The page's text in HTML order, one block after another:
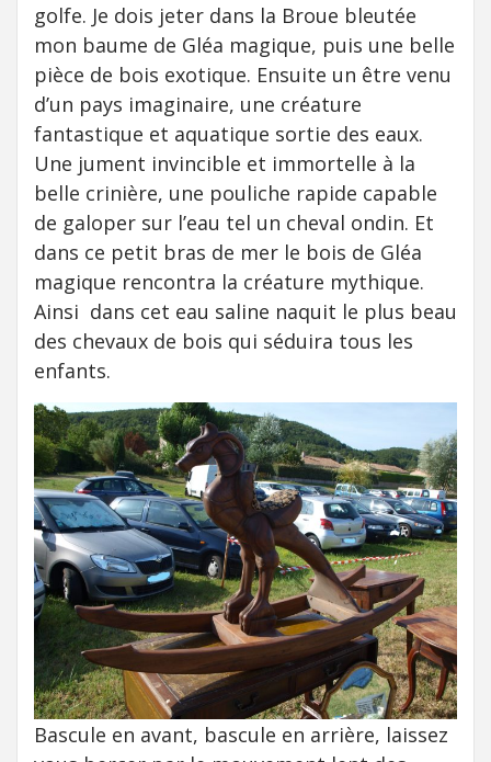
golfe. Je dois jeter dans la Broue bleutée
mon baume de Gléa magique, puis une belle
pièce de bois exotique. Ensuite un être venu
d’un pays imaginaire, une créature
fantastique et aquatique sortie des eaux.
Une jument invincible et immortelle à la
belle crinière, une pouliche rapide capable
de galoper sur l’eau tel un cheval ondin. Et
dans ce petit bras de mer le bois de Gléa
magique rencontra la créature mythique.
Ainsi dans cet eau saline naquit le plus beau
des chevaux de bois qui séduira tous les
enfants.
Bascule en avant, bascule en arrière, laissez